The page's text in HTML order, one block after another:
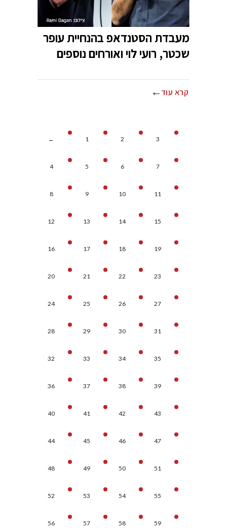
מעבדת הסטנדאפ בהנחיית עופר
שכטר, רועי לוי ואורחים נוספים
קרא עוד
← 1 2 3
4 5 6 7
8 9 10 11
12 13 14 15
16 17 18 19
20 21 22 23
24 25 26 27
28 29 30 31
32 33 34 35
36 37 38 39
40 41 42 43
44 45 46 47
48 49 50 51
52 53 54 55
56 57 58 59